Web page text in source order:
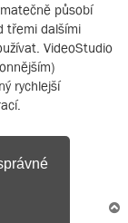
působí
třemi dalšími
VideoStudio
rychlejší